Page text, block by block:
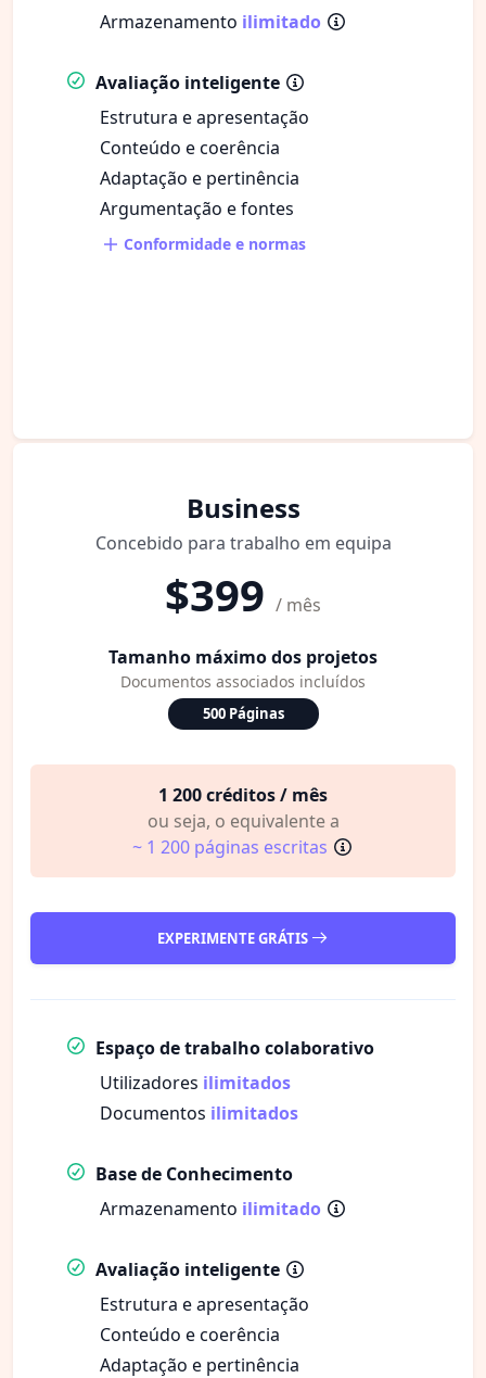
Armazenamento ilimitado
Avaliação inteligente
Estrutura e apresentação
Conteúdo e coerência
Adaptação e pertinência
Argumentação e fontes
Conformidade e normas
Business
Concebido para trabalho em equipa
$399 / mês
Tamanho máximo dos projetos
Documentos associados incluídos
500 Páginas
1 200 créditos / mês
ou seja, o equivalente a
~ 1 200 páginas escritas
EXPERIMENTE GRÁTIS
Espaço de trabalho colaborativo
Utilizadores ilimitados
Documentos ilimitados
Base de Conhecimento
Armazenamento ilimitado
Avaliação inteligente
Estrutura e apresentação
Conteúdo e coerência
Adaptação e pertinência